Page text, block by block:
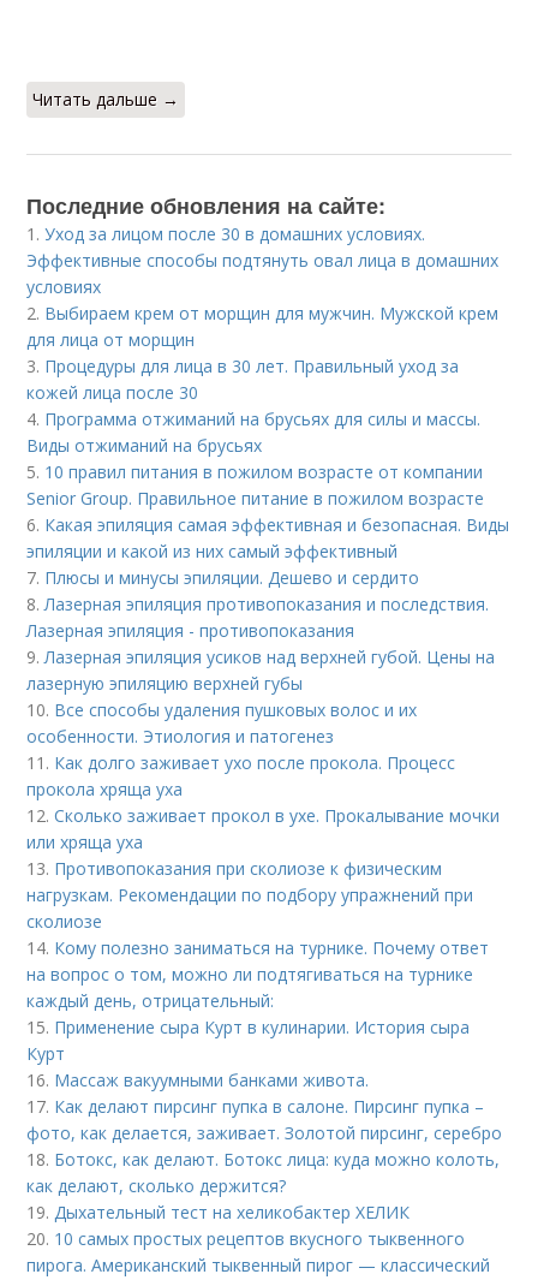
Читать дальше →
Последние обновления на сайте:
1.Уход за лицом после 30 в домашних условиях.
Эффективные способы подтянуть овал лица в домашних
условиях
2. Выбираем крем от морщин для мужчин. Мужской крем
для лица от морщин
3. Процедуры для лица в 30 лет. Правильный уход за
кожей лица после 30
4. Программа отжиманий на брусьях для силы и массы.
Виды отжиманий на брусьях
5. 10 правил питания в пожилом возрасте от компании
Senior Group. Правильное питание в пожилом возрасте
6. Какая эпиляция самая эффективная и безопасная. Виды
эпиляции и какой из них самый эффективный
7. Плюсы и минусы эпиляции. Дешево и сердито
8.Лазерная эпиляция противопоказания и последствия.
Лазерная эпиляция - противопоказания
9.Лазерная эпиляция усиков над верхней губой. Цены на
лазерную эпиляцию верхней губы
10. Все способы удаления пушковых волос и их
особенности. Этиология и патогенез
11. Как долго заживает ухо после прокола. Процесс
прокола хряща уха
12.Сколько заживает прокол в ухе. Прокалывание мочки
или хряща уха
13. Противопоказания при сколиозе к физическим
нагрузкам. Рекомендации по подбору упражнений при
сколиозе
14. Кому полезно заниматься на турнике. Почему ответ
на вопрос о том, можно ли подтягиваться на турнике
каждый день, отрицательный:
15. Применение сыра Курт в кулинарии. История сыра
Курт
16. Массаж вакуумными банками живота.
17. Как делают пирсинг пупка в салоне. Пирсинг пупка –
фото, как делается, заживает. Золотой пирсинг, серебро
18. Ботокс, как делают. Ботокс лица: куда можно колоть,
как делают, сколько держится?
19.Дыхательный тест на хеликобактер ХЕЛИК
20. 10 самых простых рецептов вкусного тыквенного
пирога. Американский тыквенный пирог — классический